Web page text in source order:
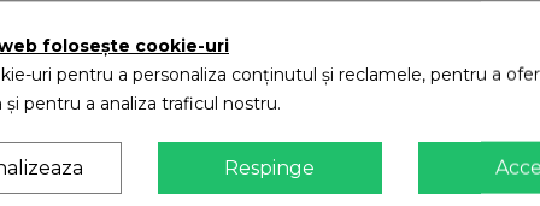
folosește cookie-uri
uri pentru a personaliza conținutul și reclamele, pentru a
și pentru a analiza traficul nostru.
Respinge